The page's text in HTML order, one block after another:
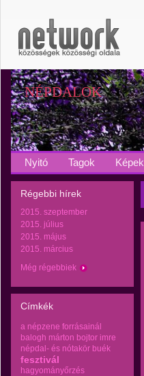
NÉPDALOK
Nyitó Tagok Képek
Régebbi hírek
2015. szeptember
2015. július
2015. május
2015. március
Még régebbiek
Címkék
a népzene forrásainál
balogh márton bojtor imre
népdal- és nótakör buék
fesztivál
hagyományőrzés